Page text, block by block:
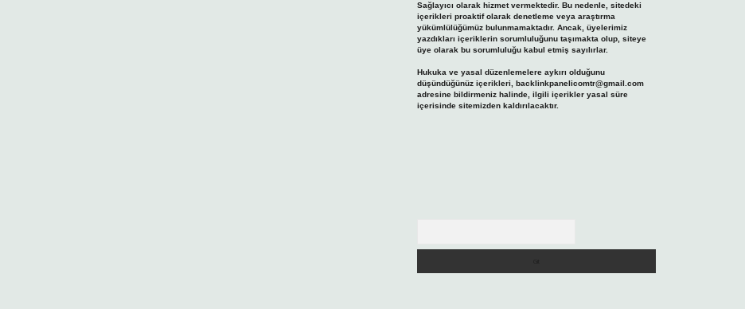
Sağlayıcı olarak hizmet vermektedir. Bu nedenle, sitedeki
içerikleri proaktif olarak denetleme veya araştırma
yükümlülüğümüz bulunmamaktadır. Ancak, üyelerimiz
yazdıkları içeriklerin sorumluluğunu taşımakta olup, siteye
üye olarak bu sorumluluğu kabul etmiş sayılırlar.
Hukuka ve yasal düzenlemelere aykırı olduğunu
düşündüğünüz içerikleri, backlinkpanelicomtr@gmail.com
adresine bildirmeniz halinde, ilgili içerikler yasal süre
içerisinde sitemizden kaldırılacaktır.